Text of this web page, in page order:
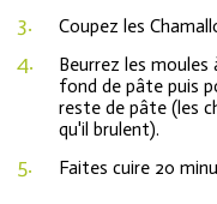
3. Coupez les
4.
Beurrez les
fond de pâte puis
reste de pâte (les
qu'il brulent).
5. Faites cuire 20